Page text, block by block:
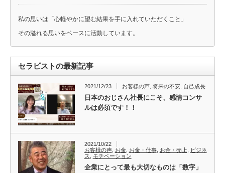
私の思いは「心軽やかに望む結果を手に入れていただくこと」
その溢れる思いをベースに活動しています。
セラピストの最新記事
2021/12/23 お客様の声, 将来の不安, 自己成長
日本のおじさん社長にこそ、感情コンサ
ルは必須です！！
2021/10/22
お客様の声, お金, お金・仕事, お金・売上
ビジネ
ス
モチベーション
企業にとって最も大切なものは「数字」